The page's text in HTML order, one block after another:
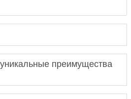
преимущества